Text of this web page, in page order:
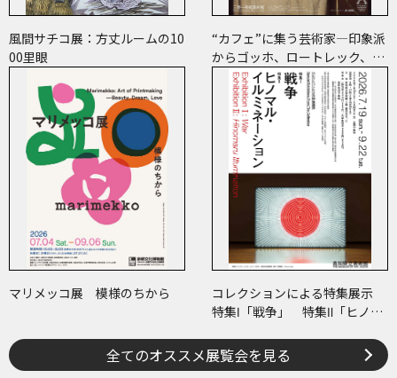
風間サチコ展：方丈ルームの10
00里眼
“カフェ”に集う芸術家―印象派
からゴッホ、ロートレック、ピ
カソまで
マリメッコ展 模様のちから
コレクションによる特集展示
特集Ⅰ「戦争」 特集Ⅱ「ヒノマ
全てのオススメ展覧会を見る